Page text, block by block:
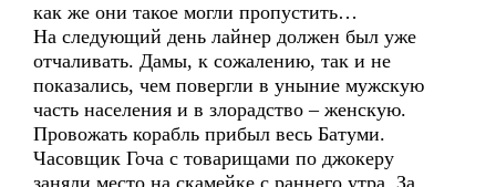
как же они такое могли пропустить…
На следующий день лайнер должен был уже
отчаливать. Дамы, к сожалению, так и не
показались, чем повергли в уныние мужскую
часть населения и в злорадство – женскую.
Провожать корабль прибыл весь Батуми.
Часовщик Гоча с товарищами по джокеру
заняли место на скамейке с раннего утра. За